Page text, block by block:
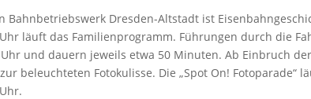
Bahnbetriebswerk Dresden-Altstadt ist
läuft das Familienprogramm. Führungen durch die
Uhr und dauern jeweils etwa 50 Minuten. Ab Einbruch
beleuchteten Fotokulisse. Die „Spot On! Fotoparade“